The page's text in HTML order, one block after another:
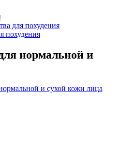
для похудения
похудения
нормальной и